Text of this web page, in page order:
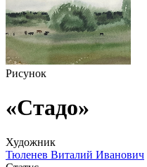
Рисунок
«Стадо»
Художник
Тюленев Виталий Иванович